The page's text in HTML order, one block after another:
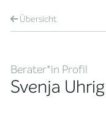
Übersicht
Berater*in Profil
Svenja Uhrig